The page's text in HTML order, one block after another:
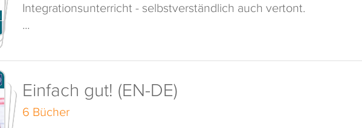
Integrationsunterricht - selbstverständlich auch vertont.
...
Einfach gut! (EN-DE)
6 Bücher